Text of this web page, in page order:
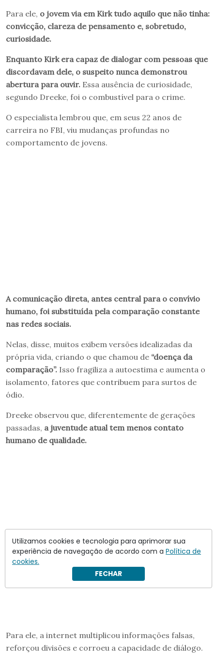
Para ele, o jovem via em Kirk tudo aquilo que não tinha:
convicção, clareza de pensamento e, sobretudo,
curiosidade.
Enquanto Kirk era capaz de dialogar com pessoas que
discordavam dele, o suspeito nunca demonstrou
abertura para ouvir. Essa ausência de curiosidade,
segundo Dreeke, foi o combustível para o crime.
O especialista lembrou que, em seus 22 anos de
carreira no FBI, viu mudanças profundas no
comportamento de jovens.
A comunicação direta, antes central para o convívio
humano, foi substituída pela comparação constante
nas redes sociais.
Nelas, disse, muitos exibem versões idealizadas da
própria vida, criando o que chamou de “doença da
comparação”. Isso fragiliza a autoestima e aumenta o
isolamento, fatores que contribuem para surtos de
ódio.
Dreeke observou que, diferentemente de gerações
passadas, a juventude atual tem menos contato
humano de qualidade.
Para ele, a internet multiplicou informações falsas,
reforçou divisões e corroeu a capacidade de diálogo.
Utilizamos cookies e tecnologia para aprimorar sua
experiência de navegação de acordo com a Política de
cookies.
FECHAR